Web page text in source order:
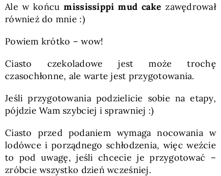
Ale w końcumississippi mud cake zawędrował
również do mnie :)
Powiem krótko – wow!
Ciasto czekoladowe jest może trochę
czasochłonne, ale warte jest przygotowania.
Jeśli przygotowania podzielicie sobie na etapy,
pójdzie Wam szybciej i sprawniej :)
Ciasto przed podaniem wymaga nocowania w
lodówce i porządnego schłodzenia, więc weźcie
to pod uwagę, jeśli chcecie je przygotować –
zróbcie wszystko dzień wcześniej.